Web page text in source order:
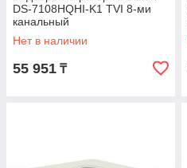
DS-7108HQHI-K1 TVI 8-ми
канальный
Нет в наличии
55 951 ₸